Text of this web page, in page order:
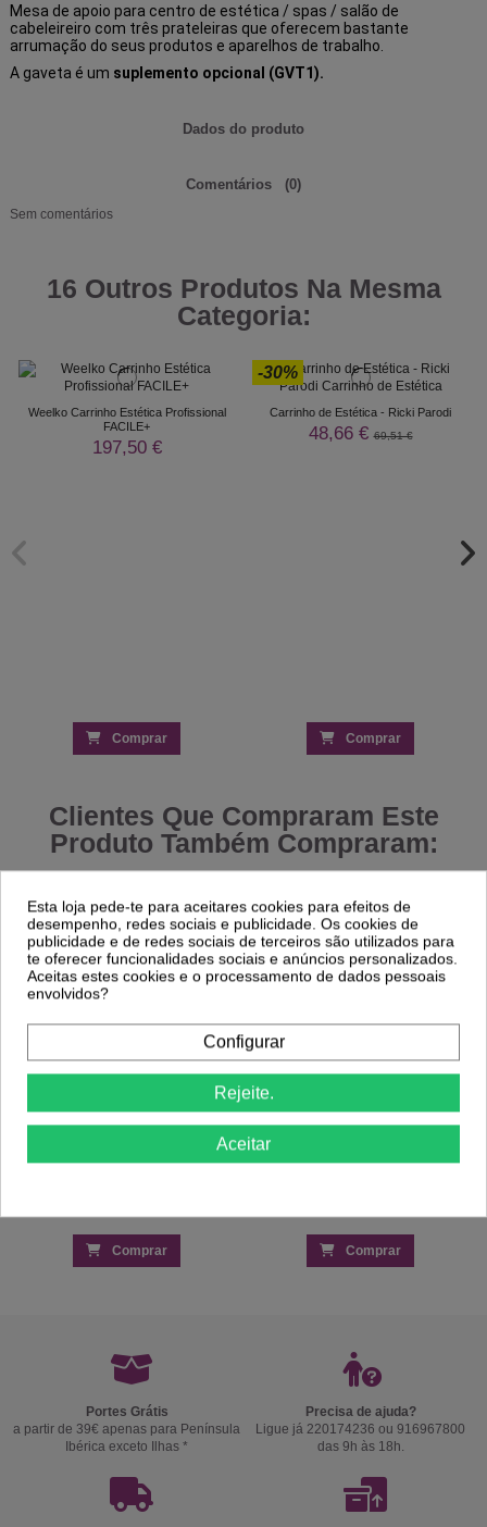
Mesa de apoio para centro de estética / spas / salão de
cabeleireiro com três prateleiras que oferecem bastante
arrumação do seus produtos e aparelhos de trabalho.
A gaveta é um suplemento opcional (GVT1).
Dados do produto
Comentários (0)
Sem comentários
16 Outros Produtos Na Mesma
Categoria:
Weelko Carrinho Estética Profissional
FACILE+
197,50 €
Comprar
-30%
Carrinho de Estética - Ricki Parodi
48,66 €69,51 €
Comprar
Clientes Que Compraram Este
Produto Também Compraram:
Banco Hydra
163,80 €
Comprar
-15%
Vela de Massagem Baunilha Beauty
Image 80g – Efeito Energizante e
Relaxante
Comprar
Portes Grátis
a partir de 39€ apenas para Península
Ibérica exceto Ilhas *
Precisa de ajuda?
Ligue já 220174236 ou 916967800
das 9h às 18h.
Esta loja pede-te para aceitares cookies para efeitos de
desempenho, redes sociais e publicidade. Os cookies de
publicidade e de redes sociais de terceiros são utilizados para
te oferecer funcionalidades sociais e anúncios personalizados.
Aceitas estes cookies e o processamento de dados pessoais
envolvidos?
Configurar
Rejeite.
Aceitar